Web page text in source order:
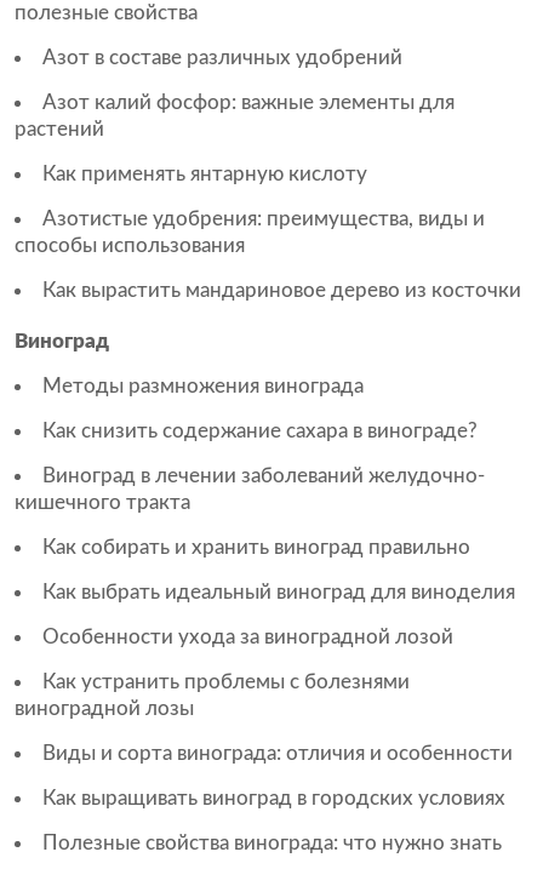
полезные свойства
Азот в составе различных удобрений
Азот калий фосфор: важные элементы для
растений
Как применять янтарную кислоту
Азотистые удобрения: преимущества, виды и
способы использования
Как вырастить мандариновое дерево из косточки
Виноград
Методы размножения винограда
Как снизить содержание сахара в винограде?
Виноград в лечении заболеваний желудочно-
кишечного тракта
Как собирать и хранить виноград правильно
Как выбрать идеальный виноград для виноделия
Особенности ухода за виноградной лозой
Как устранить проблемы с болезнями
виноградной лозы
Виды и сорта винограда: отличия и особенности
Как выращивать виноград в городских условиях
Полезные свойства винограда: что нужно знать